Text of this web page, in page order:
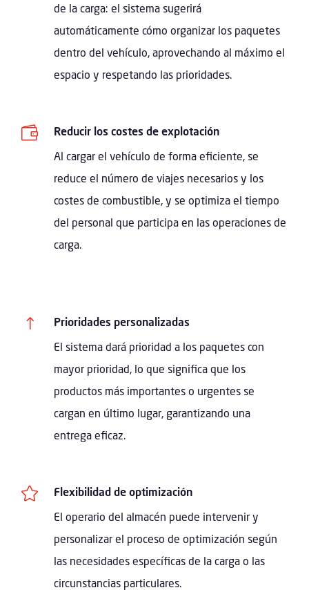
de la carga: el sistema sugerirá
automáticamente cómo organizar los paquetes
dentro del vehículo, aprovechando al máximo el
espacio y respetando las prioridades.

Reducir los costes de explotación
Al cargar el vehículo de forma eficiente, se
reduce el número de viajes necesarios y los
costes de combustible, y se optimiza el tiempo
del personal que participa en las operaciones de
carga.
!
Prioridades personalizadas
El sistema dará prioridad a los paquetes con
mayor prioridad, lo que significa que los
productos más importantes o urgentes se
cargan en último lugar, garantizando una
entrega eficaz.

Flexibilidad de optimización
El operario del almacén puede intervenir y
personalizar el proceso de optimización según
las necesidades específicas de la carga o las
circunstancias particulares.